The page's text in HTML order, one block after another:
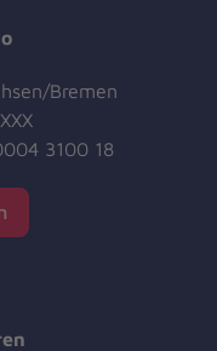
Bremen
3100 18